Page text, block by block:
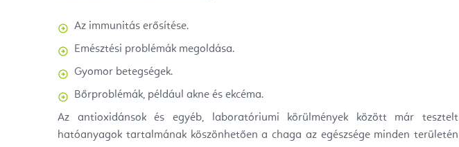
Az immunitás erősítése.
Emésztési problémák megoldása.
Gyomor betegségek.
Bőrproblémák, például akne és ekcéma.
Az antioxidánsok és egyéb, laboratóriumi körülmények között már tesztelt
hatóanyagok tartalmának köszönhetően a chaga az egészsége minden területén